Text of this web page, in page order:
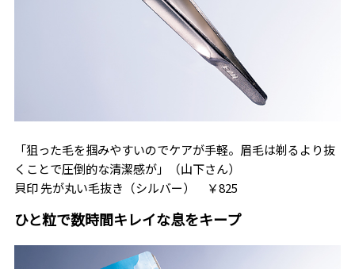
「狙った毛を掴みやすいのでケアが手軽。眉毛は剃るより抜
くことで圧倒的な清潔感が」（山下さん）
貝印 先が丸い毛抜き（シルバー） ￥825
ひと粒で数時間キレイな息をキープ